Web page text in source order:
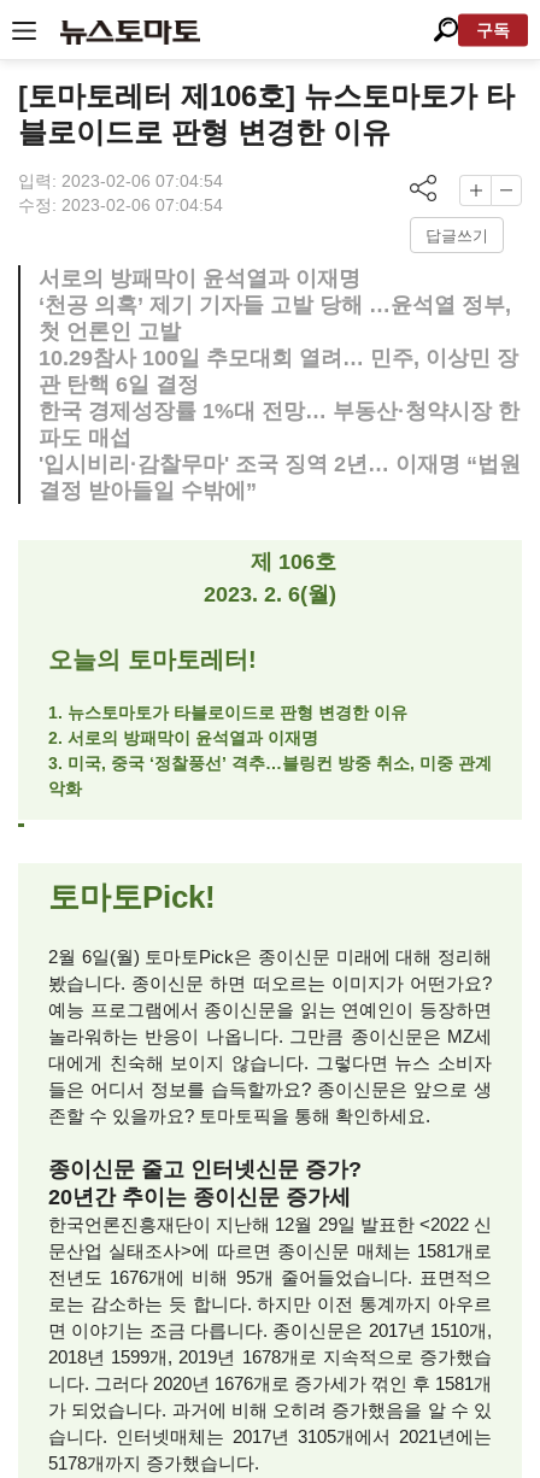
구독
[토마토레터 제106호] 뉴스토마토가 타
블로이드로 판형 변경한 이유
입력: 2023-02-06 07:04:54
수정: 2023-02-06 07:04:54
답글쓰기
서로의 방패막이 윤석열과 이재명
‘천공 의혹’ 제기 기자들 고발 당해 …윤석열 정부,
첫 언론인 고발
10.29참사 100일 추모대회 열려… 민주, 이상민 장
관 탄핵 6일 결정
한국 경제성장률 1%대 전망… 부동산·청약시장 한
파도 매섭
'입시비리·감찰무마' 조국 징역 2년… 이재명 “법원
결정 받아들일 수밖에”
제 106호
2023. 2. 6(월)
오늘의 토마토레터!
1. 뉴스토마토가 타블로이드로 판형 변경한 이유
2. 서로의 방패막이 윤석열과 이재명
3. 미국, 중국 ‘정찰풍선’ 격추…블링컨 방중 취소, 미중 관계
악화
토마토Pick!
2월 6일(월) 토마토Pick은 종이신문 미래에 대해 정리해
봤습니다. 종이신문 하면 떠오르는 이미지가 어떤가요?
예능 프로그램에서 종이신문을 읽는 연예인이 등장하면
놀라워하는 반응이 나옵니다. 그만큼 종이신문은 MZ세
대에게 친숙해 보이지 않습니다. 그렇다면 뉴스 소비자
들은 어디서 정보를 습득할까요? 종이신문은 앞으로 생
존할 수 있을까요? 토마토픽을 통해 확인하세요.
종이신문 줄고 인터넷신문 증가?
20년간 추이는 종이신문 증가세
한국언론진흥재단이 지난해 12월 29일 발표한 <2022 신
문산업 실태조사>에 따르면 종이신문 매체는 1581개로
전년도 1676개에 비해 95개 줄어들었습니다. 표면적으
로는 감소하는 듯 합니다. 하지만 이전 통계까지 아우르
면 이야기는 조금 다릅니다. 종이신문은 2017년 1510개,
2018년 1599개, 2019년 1678개로 지속적으로 증가했습
니다. 그러다 2020년 1676개로 증가세가 꺾인 후 1581개
가 되었습니다. 과거에 비해 오히려 증가했음을 알 수 있
습니다. 인터넷매체는 2017년 3105개에서 2021년에는
5178개까지 증가했습니다.